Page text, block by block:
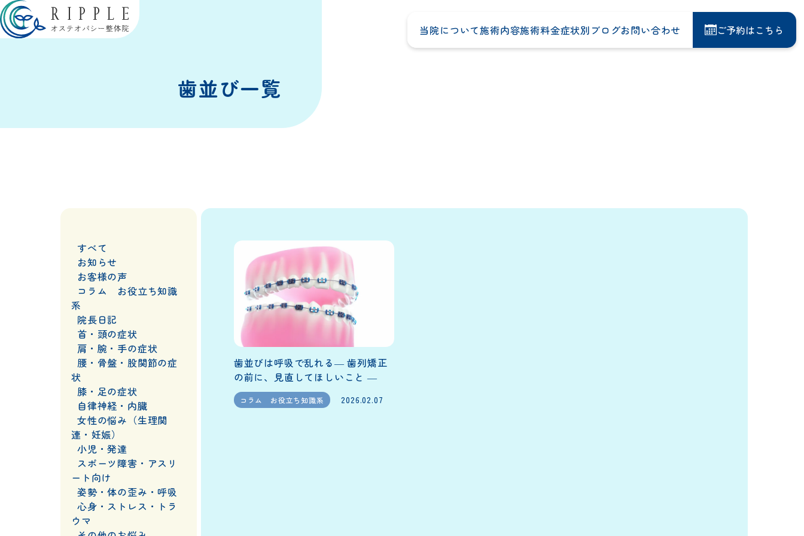
当院について施術内容施術料金症状別 ブログお問い合わせ ご予約はこちら
歯並び一覧
すべて
お知らせ
お客様の声
コラム お役立ち知識
系
院長日記
首・頭の症状
肩・腕・手の症状
腰・骨盤・股関節の症
状
膝・足の症状
自律神経・内臓
女性の悩み（生理関
連・妊娠）
小児・発達
スポーツ障害・アスリ
ート向け
姿勢・体の歪み・呼吸
心身・ストレス・トラ
ウマ
歯並びは呼吸で乱れる― 歯列矯正
の前に、見直してほしいこと ―
コラム お役立ち知識系 2026.02.07